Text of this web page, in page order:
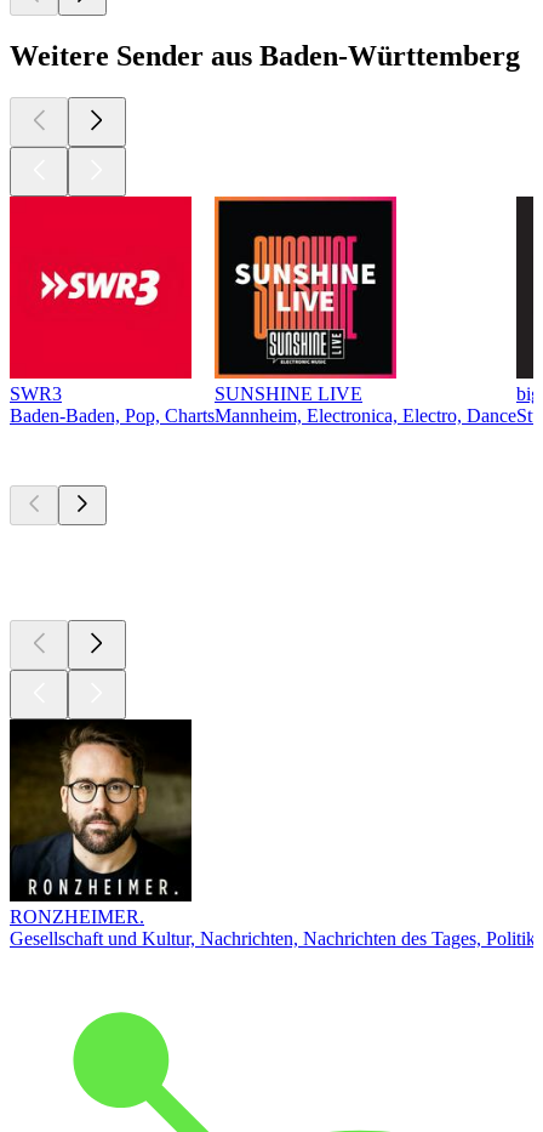
Weitere Sender aus Baden-Württemberg
SWR3
Baden-Baden, Pop, Charts
SUNSHINE LIVE
Mannheim, Electronica, Electro, Dance
RONZHEIMER.
Gesellschaft und Kultur, Nachrichten, Nachrichten des Tages, Politik